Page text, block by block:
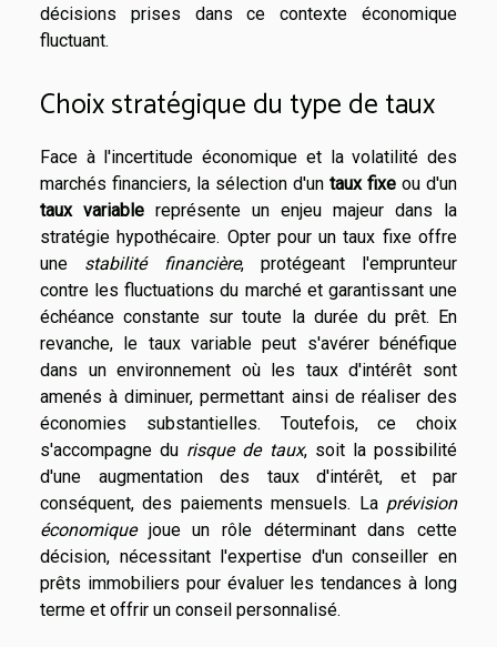
décisions prises dans ce contexte économique
fluctuant.
Choix stratégique du type de taux
Face à l'incertitude économique et la volatilité des
marchés financiers, la sélection d'un taux fixe ou d'un
taux variable représente un enjeu majeur dans la
stratégie hypothécaire. Opter pour un taux fixe offre
une stabilité financière, protégeant l'emprunteur
contre les fluctuations du marché et garantissant une
échéance constante sur toute la durée du prêt. En
revanche, le taux variable peut s'avérer bénéfique
dans un environnement où les taux d'intérêt sont
amenés à diminuer, permettant ainsi de réaliser des
économies substantielles. Toutefois, ce choix
s'accompagne du risque de taux, soit la possibilité
d'une augmentation des taux d'intérêt, et par
conséquent, des paiements mensuels. La prévision
économiquejoue un rôle déterminant dans cette
décision, nécessitant l'expertise d'un conseiller en
prêts immobiliers pour évaluer les tendances à long
terme et offrir un conseil personnalisé.